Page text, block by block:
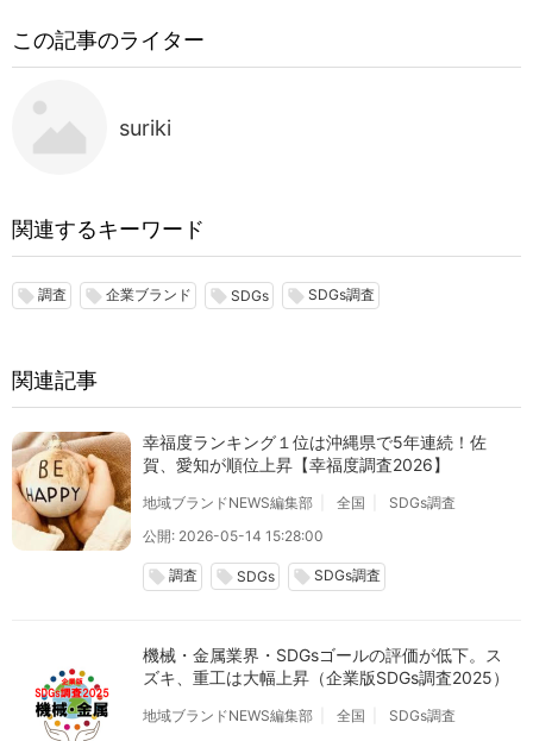
この記事のライター
suriki
関連するキーワード
local_offer 調査 local_offer 企業ブランド local_offer SDGs local_offer SDGs調査
関連記事
幸福度ランキング１位は沖縄県で5年連続！佐
賀、愛知が順位上昇【幸福度調査2026】
地域ブランドNEWS編集部 全国
SDGs調査
公開: 2026-05-14 15:28:00
local_offer 調査 local_offer SDGs local_offer SDGs調査
機械・金属業界・SDGsゴールの評価が低下。ス
ズキ、重工は大幅上昇（企業版SDGs調査2025）
地域ブランドNEWS編集部 全国
SDGs調査